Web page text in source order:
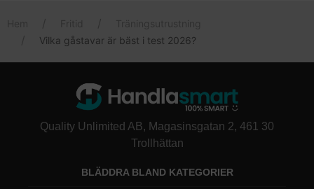
Vilka gåstavar är bäst i test 2026?
Quality Unlimited AB, Magasinsgatan 2, 461 30
Trollhättan
BLÄDDRA BLAND KATEGORIER